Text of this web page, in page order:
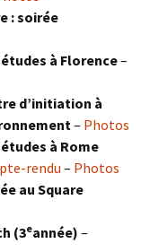
: soirée
à Florence–
d’initiation à
– Photos
à Rome
rendu – Photos
au Square
(3eannée) –